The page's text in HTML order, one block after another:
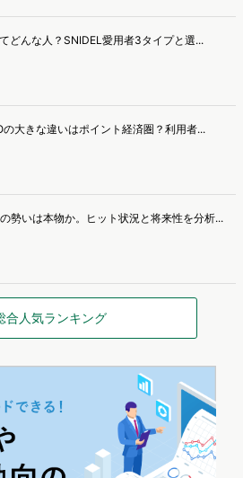
どんな人？SNIDEL愛用者3タイプと選...
大きな違いはポイント経済圏？利用者...
勢いは本物か。ヒット状況と将来性を分析...
合人気ランキング